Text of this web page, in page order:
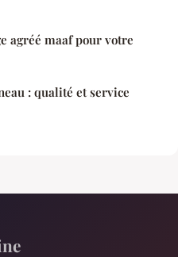
agréé maaf pour votre
: qualité et service